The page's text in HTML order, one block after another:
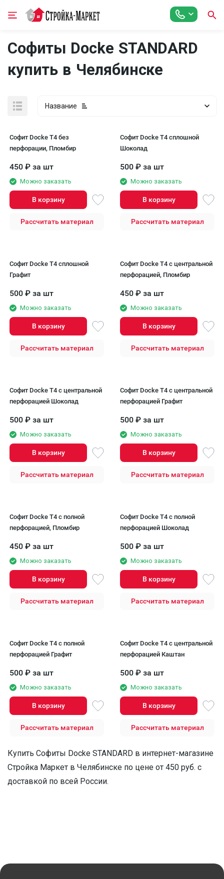
Софиты Docke STANDARD
купить в Челябинске
Название
Софит Docke T4 без
перфорации, Пломбир
450 ₽ за шт
Можно заказать
В корзину
Рассчитать материал
Софит Docke T4 сплошной
Шоколад
500 ₽ за шт
Можно заказать
В корзину
Рассчитать материал
Софит Docke T4 сплошной
Графит
500 ₽ за шт
Можно заказать
В корзину
Рассчитать материал
Софит Docke T4 с центральной
перфорацией, Пломбир
450 ₽ за шт
Можно заказать
В корзину
Рассчитать материал
Софит Docke T4 с центральной
перфорацией Шоколад
500 ₽ за шт
Можно заказать
В корзину
Рассчитать материал
Софит Docke T4 с центральной
перфорацией Графит
500 ₽ за шт
Можно заказать
В корзину
Рассчитать материал
Софит Docke T4 с полной
перфорацией, Пломбир
450 ₽ за шт
Можно заказать
В корзину
Рассчитать материал
Софит Docke T4 с полной
перфорацией Шоколад
500 ₽ за шт
Можно заказать
В корзину
Рассчитать материал
Софит Docke T4 с полной
перфорацией Графит
500 ₽ за шт
Можно заказать
В корзину
Рассчитать материал
Софит Docke T4 с центральной
перфорацией Каштан
500 ₽ за шт
Можно заказать
В корзину
Рассчитать материал
Купить Софиты Docke STANDARD в интернет-магазине
Стройка Маркет в Челябинске по цене от 450 руб. с
доставкой по всей России.